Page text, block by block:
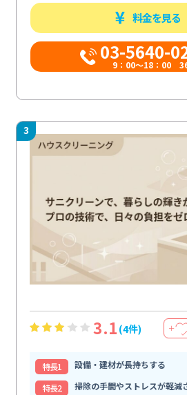
料金を見る
03-5640-
9：00～18：00
3
3.1 (4件) ＋
特⻑1
設備・建材が長持ちする
特⻑2
掃除の手間やストレスが軽減